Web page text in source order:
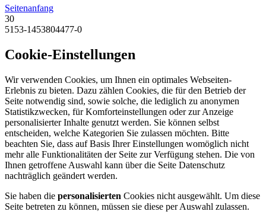
Seitenanfang
30
5153-1453804477-0
Cookie-Einstellungen
Wir verwenden Cookies, um Ihnen ein optimales Webseiten-
Erlebnis zu bieten. Dazu zählen Cookies, die für den Betrieb der
Seite notwendig sind, sowie solche, die lediglich zu anonymen
Statistikzwecken, für Komforteinstellungen oder zur Anzeige
personalisierter Inhalte genutzt werden. Sie können selbst
entscheiden, welche Kategorien Sie zulassen möchten. Bitte
beachten Sie, dass auf Basis Ihrer Einstellungen womöglich nicht
mehr alle Funktionalitäten der Seite zur Verfügung stehen. Die von
Ihnen getroffene Auswahl kann über die Seite Datenschutz
nachträglich geändert werden.
Sie haben die personalisierten Cookies nicht ausgewählt. Um diese
Seite betreten zu können, müssen sie diese per Auswahl zulassen.